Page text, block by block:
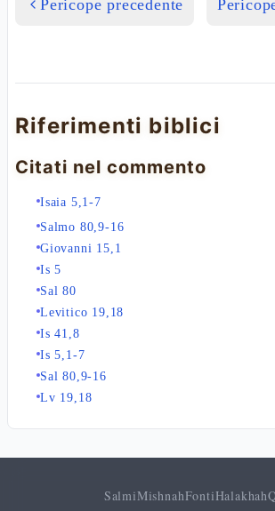
Pericope precedente
Riferimenti biblici
Citati nel commento
Isaia 5,1-7
Salmo 80,9-16
Giovanni 15,1
Is 5
Sal 80
Levitico 19,18
Is 41,8
Is 5,1-7
Sal 80,9-16
Lv 19,18
SalmiMishnahFontiHalakhah